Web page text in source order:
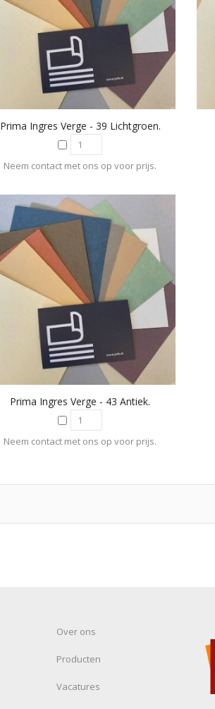
Prima Ingres Verge - 39 Lichtgroen.
Neem contact met ons op voor prijs.
Prima Ingres Verge - 43 Antiek.
Neem contact met ons op voor prijs.
Over ons
Producten
Vacatures